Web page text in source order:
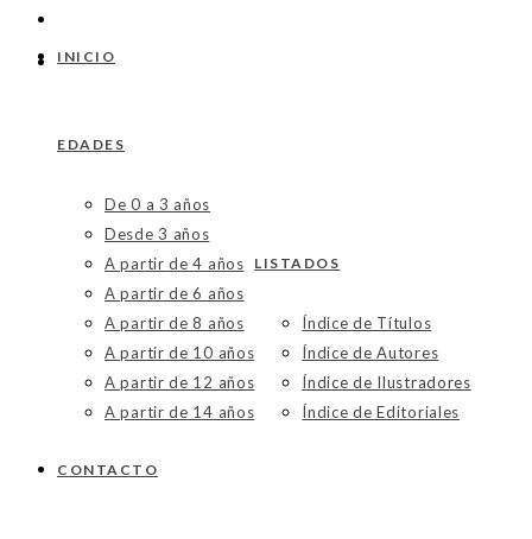
INICIO
EDADES
De 0 a 3 años
Desde 3 años
A partir de 4 años
A partir de 6 años
A partir de 8 años
A partir de 10 años
A partir de 12 años
A partir de 14 años
LISTADOS
Índice de Títulos
Índice de Autores
Índice de Ilustradores
Índice de Editoriales
CONTACTO